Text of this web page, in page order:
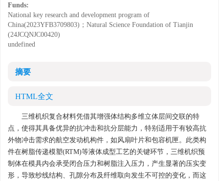
Funds:
National key research and development program of
China(2023YFB3709803)；Natural Science Foundation of Tianjin
(24JCQNJC00420)
undefined
摘要
HTML全文
三维机织复合材料凭借其增强体结构多维立体层间交联的特
点，使得其具备优异的抗冲击和抗分层能力，特别适用于有较高抗
外物冲击需求的航空发动机构件，如风扇叶片和包容机匣。此类构
件在树脂传递模塑(RTM)等液体成型工艺的关键环节，三维机织预
制体在模具内会承受闭合压力和树脂注入压力，产生显著的压实变
形，导致纱线结构、孔隙分布及纤维取向发生不可控的变化，而这